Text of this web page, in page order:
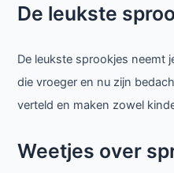
De leukste
De leukste sprookjes neemt
die vroeger en nu zijn
verteld en maken zowel
Weetjes over